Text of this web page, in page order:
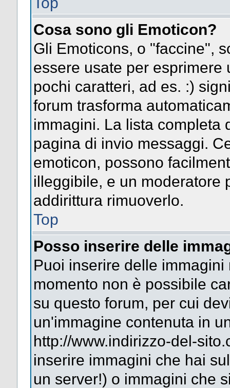
Cosa sono gli Emoticon?
Gli Emoticons, o "faccine",
essere usate per
pochi caratteri, ad es. :)
forum trasforma
immagini. La lista completa
pagina di invio messaggi.
emoticon, possono
illeggibile, e un moderatore
addirittura rimuoverlo.
Top
Posso inserire delle
Puoi inserire delle
momento non è possibile
su questo forum, per cui
un'immagine contenuta in
http://www.indirizzo-del-
inserire immagini che hai
un server!) o immagini che